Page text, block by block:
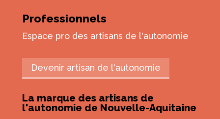
Professionnels
Espace pro des artisans de l'autonomie
Devenir artisan de l'autonomie
La marque des artisans de
l'autonomie de Nouvelle-Aquitaine